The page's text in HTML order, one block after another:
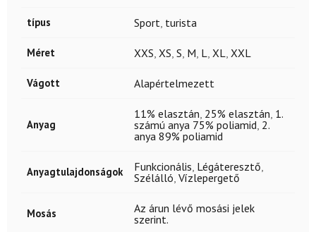
típus Sport turista
Méret XXS XS S M L XL XXL
Vágott Alapértelmezett
Anyag
11% elasztán 25% elasztán 1.
számú anya 75% poliamid 2.
anya 89% poliamid
Anyagtulajdonságok Funkcionális Légáteresztő
Szélálló Vízlepergető
Mosás
Az árun lévő mosási jelek
szerint.